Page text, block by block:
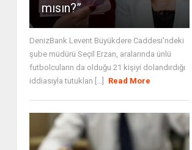
mısın?”
DenizBank Levent Büyükdere Caddesi'ndeki
şube müdürü Seçil Erzan, aralarında ünlü
futbolcuların da olduğu 21 kişiyi dolandırdığı
iddiasıyla tutuklan [...]
Read More